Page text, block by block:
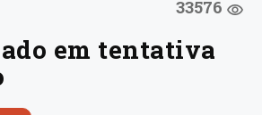
33576
em tentativa